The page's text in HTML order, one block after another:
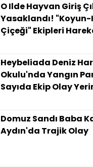
O Ilde Hayvan Giriş
Yasaklandı! "Koyun-
Çiçeği" Ekipleri
Heybeliada Deniz
Okulu'nda Yangın
Sayıda Ekip Olay
Domuz Sandı Baba
Aydın'da Trajik Olay